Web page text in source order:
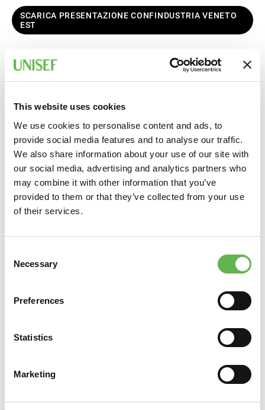
This website uses cookies
We use cookies to personalise content and ads, to
provide social media features and to analyse our traffic.
We also share information about your use of our site with
our social media, advertising and analytics partners who
may combine it with other information that you’ve
provided to them or that they’ve collected from your use
of their services.
Selection
Necessary
Preferences
Statistics
Marketing
SCARICA PRESENTAZIONE CONFINDUSTRIA VENETO
EST
Come stiamo? La postura tra vita lavorativa e
Sede:UNISEF Lab
L’evento sarà l’occasione per raccontare il percorso
virtuoso da tempo intrapreso da Contarina S.p.A., che pur
partendo dagli obblighi del Testo Unico sulla Sicurezza,
ha voluto coinvolgere il proprio personale non soltanto al
fine di ridurre i rischi della sicurezza ma anche di un
miglioramento dello stile di vita.
confronto con lo SPISAL
Pur essendo le tipologie di infortuni estremamente varie,
ricorrenti che, se conosciute e analizzate, consentono alle
rischio di infortunio.